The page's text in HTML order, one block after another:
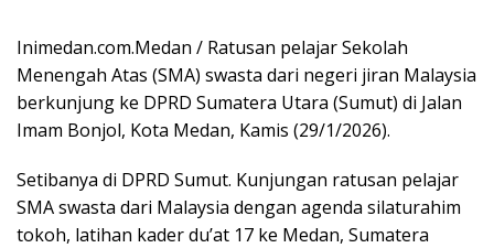
Inimedan.com.Medan / Ratusan pelajar Sekolah
Menengah Atas (SMA) swasta dari negeri jiran Malaysia
berkunjung ke DPRD Sumatera Utara (Sumut) di Jalan
Imam Bonjol, Kota Medan, Kamis (29/1/2026).
Setibanya di DPRD Sumut. Kunjungan ratusan pelajar
SMA swasta dari Malaysia dengan agenda silaturahim
tokoh, latihan kader du’at 17 ke Medan, Sumatera